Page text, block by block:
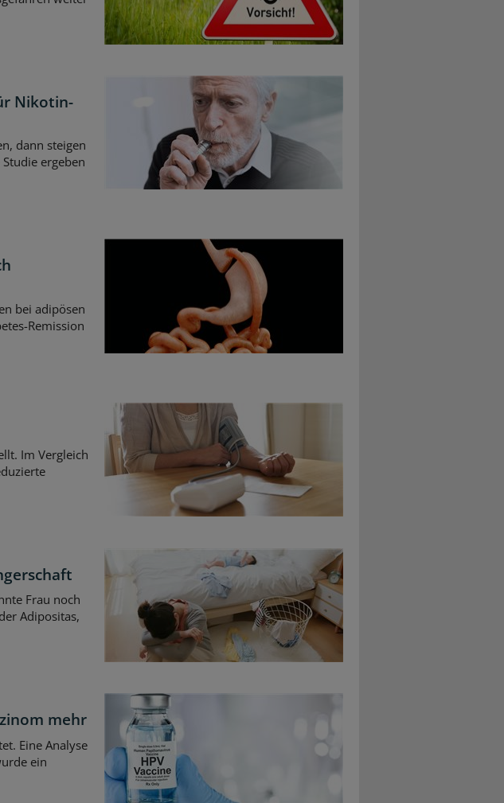
Nikotin-
dann steigen
ergeben
bei adipösen
Remission
Im Vergleich
Frau noch
Adipositas,
mehr
Eine Analyse
ein